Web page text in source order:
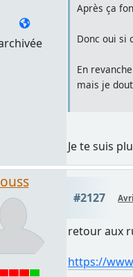
Après ça
Donc oui si
En
mais je
Je te suis
#2127
retour aux
https://